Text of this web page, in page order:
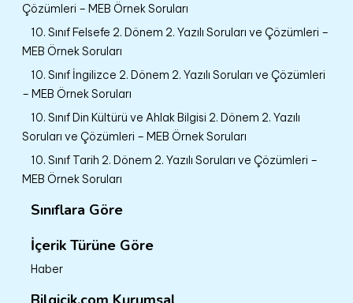
Çözümleri – MEB Örnek Soruları
10. Sınıf Felsefe 2. Dönem 2. Yazılı Soruları ve Çözümleri –
MEB Örnek Soruları
10. Sınıf İngilizce 2. Dönem 2. Yazılı Soruları ve Çözümleri
– MEB Örnek Soruları
10. Sınıf Din Kültürü ve Ahlak Bilgisi 2. Dönem 2. Yazılı
Soruları ve Çözümleri – MEB Örnek Soruları
10. Sınıf Tarih 2. Dönem 2. Yazılı Soruları ve Çözümleri –
MEB Örnek Soruları
Sınıflara Göre
İçerik Türüne Göre
Haber